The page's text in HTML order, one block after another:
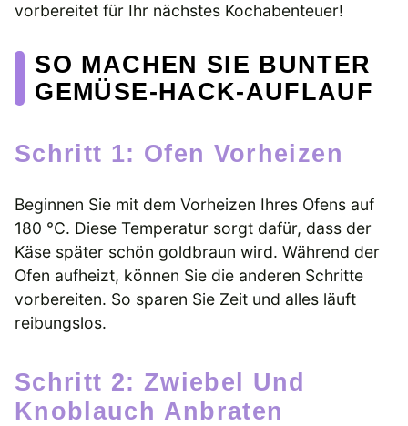
vorbereitet für Ihr nächstes Kochabenteuer!
SO MACHEN SIE BUNTER
GEMÜSE-HACK-AUFLAUF
Schritt 1: Ofen Vorheizen
Beginnen Sie mit dem Vorheizen Ihres Ofens auf
180 °C. Diese Temperatur sorgt dafür, dass der
Käse später schön goldbraun wird. Während der
Ofen aufheizt, können Sie die anderen Schritte
vorbereiten. So sparen Sie Zeit und alles läuft
reibungslos.
Schritt 2: Zwiebel Und
Knoblauch Anbraten